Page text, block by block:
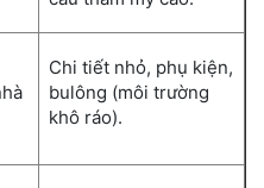
Chi tiết nhỏ, phụ kiện,
bulông (môi trường
khô ráo).